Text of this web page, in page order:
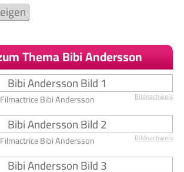
Thema Bibi Andersson
Bildnachweis
Bibi Andersson
Bildnachweis
Bibi Andersson